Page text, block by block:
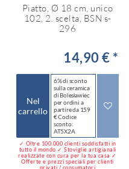
Piatto, Ø 18 cm, unico
102, 2. scelta, BSN s-
296
14,90 € *
Nel
carrello
6% di sconto
sulla ceramica
di Bolesławiec
per ordini a
partire da 159
€ Codice
sconto:
AT5X2A
✓ Oltre 100.000 clienti soddisfatti in
tutto il mondo ✓ Stoviglie artigianali
realizzate con cura per la tua casa ✓
Offerte e prezzi speciali per clienti
privati / consumatori